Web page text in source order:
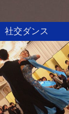
社交ダンス